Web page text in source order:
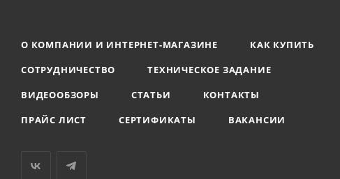
О КОМПАНИИ И ИНТЕРНЕТ-МАГАЗИНЕ
КАК КУПИТЬ
СОТРУДНИЧЕСТВО
ТЕХНИЧЕСКОЕ ЗАДАНИЕ
ВИДЕООБЗОРЫ
СТАТЬИ
КОНТАКТЫ
ПРАЙС ЛИСТ
СЕРТИФИКАТЫ ВАКАНСИИ